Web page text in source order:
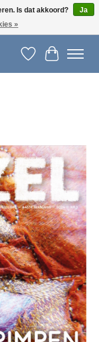
Verlanglijst
Is dat akkoord?
Ja
»